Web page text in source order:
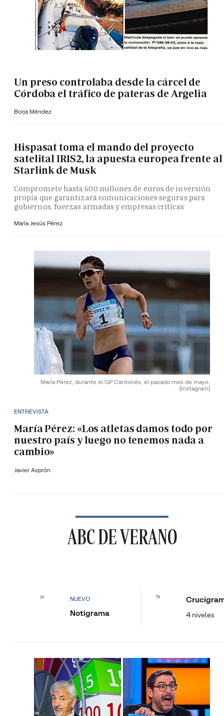
Un preso controlaba desde la cárcel de
Córdoba el tráfico de pateras de Argelia
Borja Méndez
Hispasat toma el mando del proyecto
satelital IRIS2, la apuesta europea frente al
Starlink de Musk
Compromete hasta 600 millones de euros de inversión
propia que garantizará comunicaciones seguras para
gobiernos, fuerzas armadas y empresas críticas
María Jesús Pérez
María Pérez, durante el GP Cantonés, el pasado mes de mayo.
(Instagram)
ENTREVISTA
María Pérez: «Los atletas damos todo por
nuestro país y luego no tenemos nada a
cambio»
Javier Asprón
ABC DE VERANO
NUEVO
Notigrama 4 niveles